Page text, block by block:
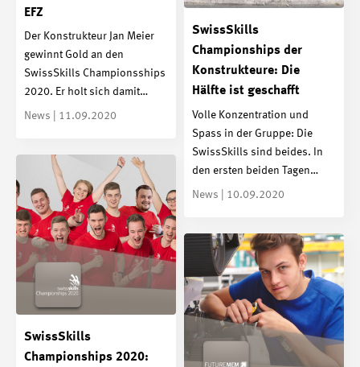
EFZ
Der Konstrukteur Jan Meier
gewinnt Gold an den
SwissSkills Championsships
2020. Er holt sich damit…
News | 11.09.2020
SwissSkills
Championships der
Konstrukteure: Die
Hälfte ist geschafft
Volle Konzentration und
Spass in der Gruppe: Die
SwissSkills sind beides. In
den ersten beiden Tagen…
News | 10.09.2020
SwissSkills
Championships 2020: